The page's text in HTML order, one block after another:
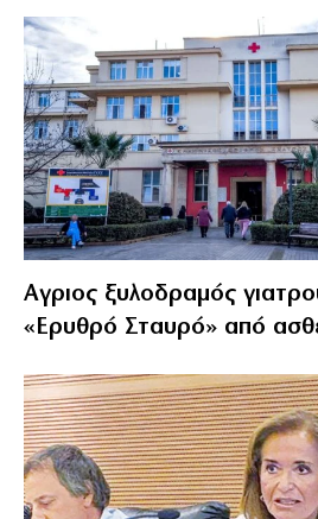
Αγριος ξυλοδραμός
«Ερυθρό Σταυρό» από